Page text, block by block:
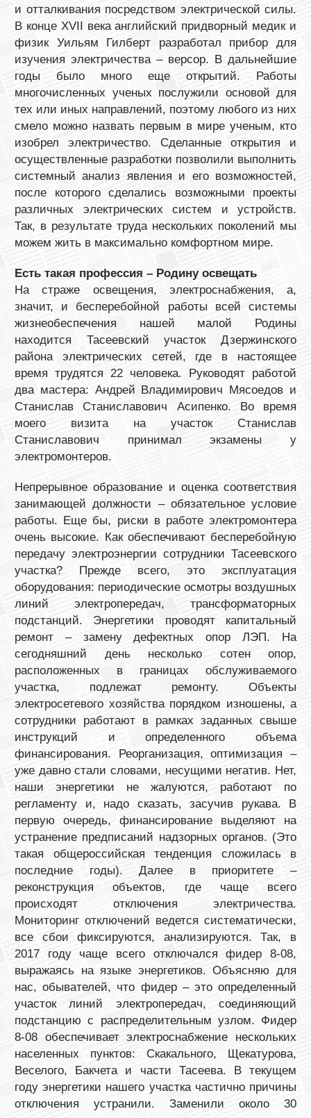
и отталкивания посредством электрической силы.
В конце XVII века английский придворный медик и
физик Уильям Гилберт разработал прибор для
изучения электричества – версор. В дальнейшие
годы было много еще открытий. Работы
многочисленных ученых послужили основой для
тех или иных направлений, поэтому любого из них
смело можно назвать первым в мире ученым, кто
изобрел электричество. Сделанные открытия и
осуществленные разработки позволили выполнить
системный анализ явления и его возможностей,
после которого сделались возможными проекты
различных электрических систем и устройств.
Так, в результате труда нескольких поколений мы
можем жить в максимально комфортном мире.
Есть такая профессия – Родину освещать
На страже освещения, электроснабжения, а,
значит, и бесперебойной работы всей системы
жизнеобеспечения нашей малой Родины
находится Тасеевский участок Дзержинского
района электрических сетей, где в настоящее
время трудятся 22 человека. Руководят работой
два мастера: Андрей Владимирович Мясоедов и
Станислав Станиславович Асипенко. Во время
моего визита на участок Станислав
Станиславович принимал экзамены у
электромонтеров.
Непрерывное образование и оценка соответствия
занимающей должности – обязательное условие
работы. Еще бы, риски в работе электромонтера
очень высокие. Как обеспечивают бесперебойную
передачу электроэнергии сотрудники Тасеевского
участка? Прежде всего, это эксплуатация
оборудования: периодические осмотры воздушных
линий электропередач, трансформаторных
подстанций. Энергетики проводят капитальный
ремонт – замену дефектных опор ЛЭП. На
сегодняшний день несколько сотен опор,
расположенных в границах обслуживаемого
участка, подлежат ремонту. Объекты
электросетевого хозяйства порядком изношены, а
сотрудники работают в рамках заданных свыше
инструкций и определенного объема
финансирования. Реорганизация, оптимизация –
уже давно стали словами, несущими негатив. Нет,
наши энергетики не жалуются, работают по
регламенту и, надо сказать, засучив рукава. В
первую очередь, финансирование выделяют на
устранение предписаний надзорных органов. (Это
такая общероссийская тенденция сложилась в
последние годы). Далее в приоритете –
реконструкция объектов, где чаще всего
происходят отключения электричества.
Мониторинг отключений ведется систематически,
все сбои фиксируются, анализируются. Так, в
2017 году чаще всего отключался фидер 8-08,
выражаясь на языке энергетиков. Объясняю для
нас, обывателей, что фидер – это определенный
участок линий электропередач, соединяющий
подстанцию с распределительным узлом. Фидер
8-08 обеспечивает электроснабжение нескольких
населенных пунктов: Скакального, Щекатурова,
Веселого, Бакчета и части Тасеева. В текущем
году энергетики нашего участка частично причины
отключения устранили. Заменили около 30